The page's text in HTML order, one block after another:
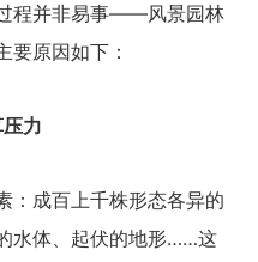
程并非易事——风景园林
要原因如下：
力
：成百上千株形态各异的
水体、起伏的地形……这